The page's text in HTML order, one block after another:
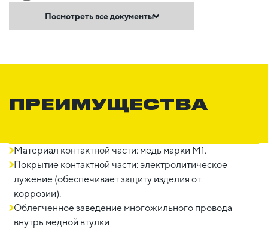
Посмотреть все документы
ПРЕИМУЩЕСТВА
Материал контактной части: медь марки М1.
Покрытие контактной части: электролитическое
лужение (обеспечивает защиту изделия от
коррозии).
Облегченное заведение многожильного провода
внутрь медной втулки